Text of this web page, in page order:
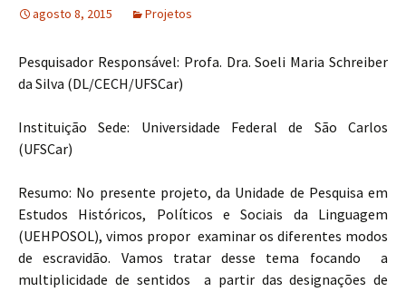
agosto 8, 2015 Projetos
Pesquisador Responsável: Profa. Dra. Soeli Maria Schreiber
da Silva (DL/CECH/UFSCar)
Instituição Sede: Universidade Federal de São Carlos
(UFSCar)
Resumo: No presente projeto, da Unidade de Pesquisa em
Estudos Históricos, Políticos e Sociais da Linguagem
(UEHPOSOL), vimos propor examinar os diferentes modos
de escravidão. Vamos tratar desse tema focando a
multiplicidade de sentidos a partir das designações de